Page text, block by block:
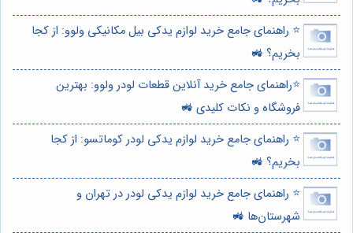
⭐️ راهنمای جامع خرید لوازم یدکی بیل مکانیکی ولوو: از کجا
بخریم؟ 🚜
⭐️راهنمای جامع خرید آنلاین قطعات لودر ولوو: بهترین
فروشگاه و نکات کلیدی 🚜
⭐️ راهنمای جامع خرید لوازم یدکی لودر کوماتسو: از کجا
بخریم؟ 🚜
⭐️ راهنمای جامع خرید لوازم یدکی لودر در تهران و
شهرستان‌ها 🚜